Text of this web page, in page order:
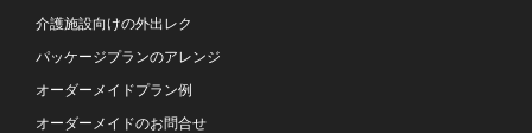
介護施設向けの外出レク
パッケージプランのアレンジ
オーダーメイドプラン例
オーダーメイドのお問合せ